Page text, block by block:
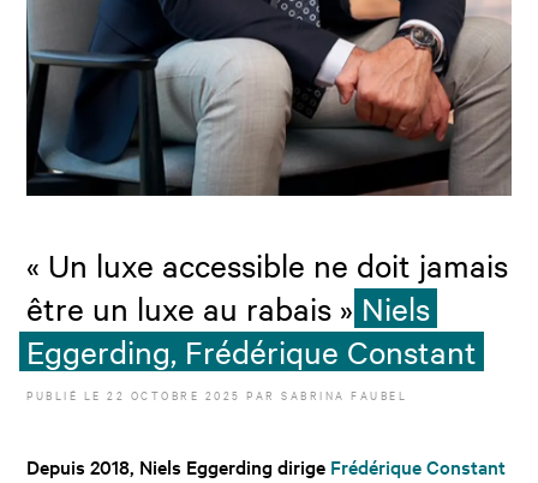
« Un luxe accessible ne doit jamais
être un luxe au rabais » Niels
Eggerding, Frédérique Constant
PUBLIÉ LE22 OCTOBRE 2025 PARSABRINA FAUBEL
Depuis 2018, Niels Eggerding dirige Frédérique Constant